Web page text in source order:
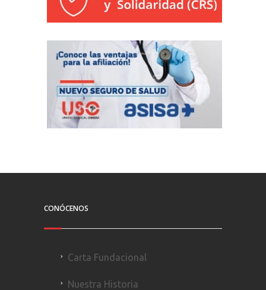
CONÓCENOS
Carta Fundacional
Nuestra Historia